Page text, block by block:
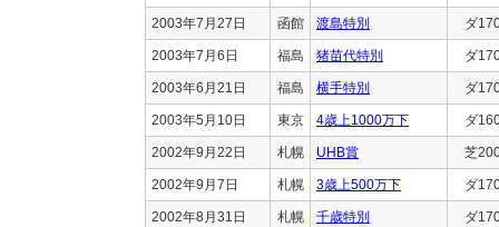
2003年7月27日 函館 渡島特別 ダ
2003年7月6日 福島 猪苗代特別 ダ
2003年6月21日 福島 横手特別 ダ
2003年5月10日 東京 4歳上1000万下 ダ
2002年9月22日 札幌 UHB賞 芝
2002年9月7日 札幌 3歳上500万下 ダ
2002年8月31日 札幌 千歳特別 ダ